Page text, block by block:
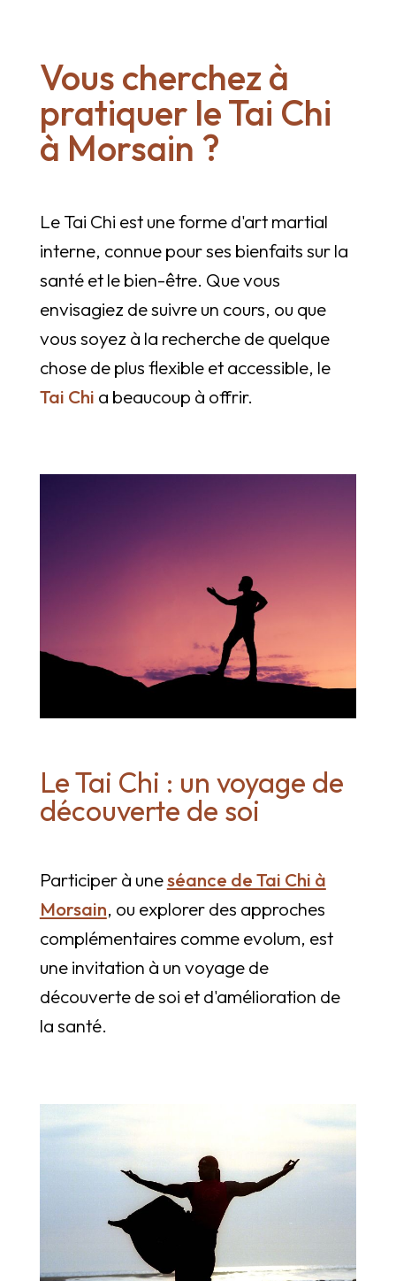
Vous cherchez à
pratiquer le Tai Chi
à Morsain ?
Le Tai Chi est une forme d'art martial
interne, connue pour ses bienfaits sur la
santé et le bien-être. Que vous
envisagiez de suivre un cours, ou que
vous soyez à la recherche de quelque
chose de plus flexible et accessible, le
Tai Chi a beaucoup à offrir.
Le Tai Chi : un voyage de
découverte de soi
Participer à uneséance de Tai Chi à
Morsain, ou explorer des approches
complémentaires comme evolum, est
une invitation à un voyage de
découverte de soi et d'amélioration de
la santé.